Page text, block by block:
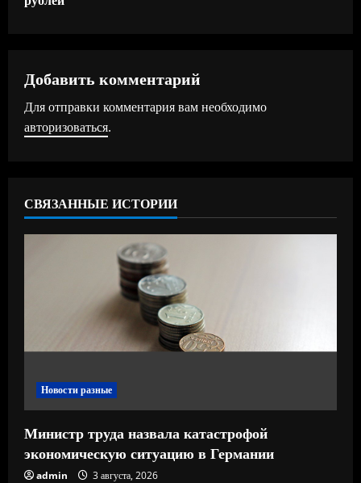
и
т
ч
т
Добавить комментарий
Для отправки комментария вам необходимо
авторизоваться.
СВЯЗАННЫЕ ИСТОРИИ
Новости разные
Министр труда назвала катастрофой
экономическую ситуацию в Германии
admin 3 августа, 2026